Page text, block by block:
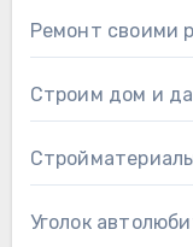
Ремонт своими
Строим дом и
Уголок